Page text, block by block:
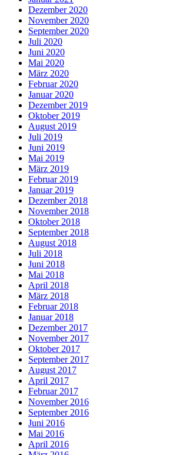
Dezember 2020
November 2020
September 2020
Juli 2020
Juni 2020
Mai 2020
März 2020
Februar 2020
Januar 2020
Dezember 2019
Oktober 2019
August 2019
Juli 2019
Juni 2019
Mai 2019
März 2019
Februar 2019
Januar 2019
Dezember 2018
November 2018
Oktober 2018
September 2018
August 2018
Juli 2018
Juni 2018
Mai 2018
April 2018
März 2018
Februar 2018
Januar 2018
Dezember 2017
November 2017
Oktober 2017
September 2017
August 2017
April 2017
Februar 2017
November 2016
September 2016
Juni 2016
Mai 2016
April 2016